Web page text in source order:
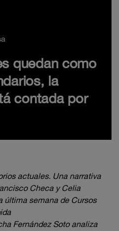
quedan como
la
contada por
actuales. Una narrativa
Checa y Celia
última semana de Cursos
Fernández Soto analiza